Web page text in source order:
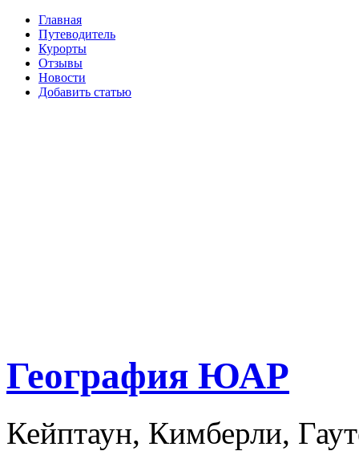
Главная
Путеводитель
Курорты
Отзывы
Новости
Добавить статью
География ЮАР
Кейптаун, Кимберли,